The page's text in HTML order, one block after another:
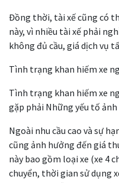
Đồng thời, tài xế cũng có
này, vì nhiều tài xế phải
không đủ cầu, giá dịch vụ
Tình trạng khan hiếm xe
Tình trạng khan hiếm xe
gặp phải Những yếu tố
Ngoài nhu cầu cao và sự
cũng ảnh hưởng đến giá
này bao gồm loại xe (xe 4
chuyển, thời gian sử dụng